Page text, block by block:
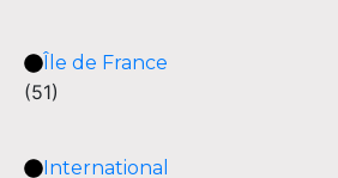
Île de France
(51)
International